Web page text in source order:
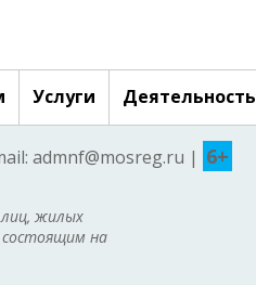
Услуги Деятельность
admnf@mosreg.ru | 6+
жилых
на